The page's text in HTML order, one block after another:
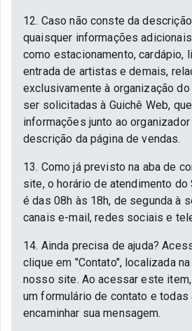
12. Caso não conste da
quaisquer informações
como estacionamento, cardápio,
entrada de artistas e demais,
exclusivamente à organização
ser solicitadas à Guichê Web,
informações junto ao
descrição da página de vendas.
13. Como já previsto na aba de
site, o horário de atendimento do
é das 08h às 18h, de segunda à
canais e-mail, redes sociais e
14. Ainda precisa de ajuda?
clique em "Contato", localizada
nosso site. Ao acessar este
um formulário de contato e
encaminhar sua mensagem.